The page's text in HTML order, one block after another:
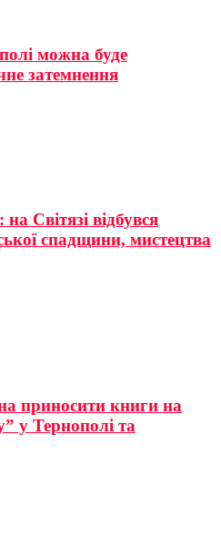
можна буде
затемнення
Світязі відбувся
спадщини, мистецтва
приносити книги на
у Тернополі та